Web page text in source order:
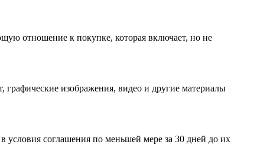
отношение к покупке, которая включает, но не
изображения, видео и другие материалы
соглашения по меньшей мере за 30 дней до их